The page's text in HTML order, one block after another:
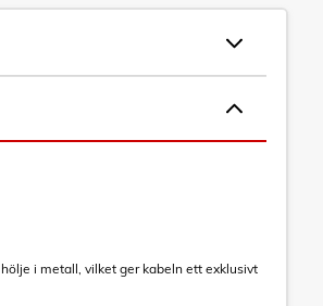
i metall, vilket ger kabeln ett exklusivt